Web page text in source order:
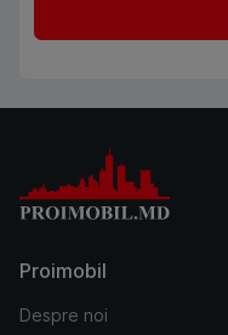
Proimobil
Despre noi